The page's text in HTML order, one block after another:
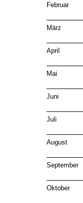
Februar
März
April
Mai
Juni
Juli
August
September
Oktober